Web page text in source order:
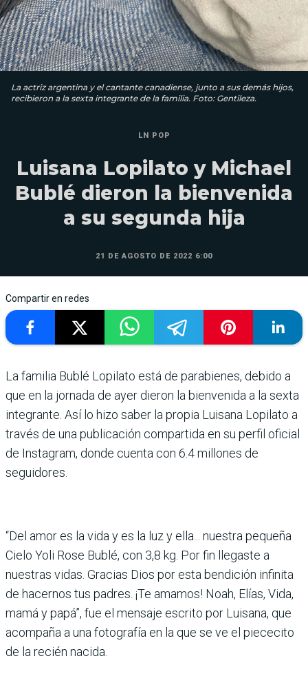
La actriz argentina y el cantante canadiense, junto a sus demás hijos,
recibieron a la sexta integrante de la familia. Foto: Gentileza.
LN POP
Luisana Lopilato y Michael
Bublé dieron la bienvenida
a su segunda hija
21 DE AGOSTO DE 2022 6:00
Compartir en redes
La familia Bublé Lopilato está de parabienes, debido a
que en la jornada de ayer dieron la bienvenida a la sexta
integrante. Así lo hizo saber la propia Luisana Lopilato a
través de una publicación compartida en su perfil oficial
de Instagram, donde cuenta con 6.4 millones de
seguidores.
“Del amor es la vida y es la luz y ella... nuestra pequeña
Cielo Yoli Rose Bublé, con 3,8 kg. Por fin llegaste a
nuestras vidas. Gracias Dios por esta bendición infinita
de hacernos tus padres. ¡Te amamos! Noah, Elías, Vida,
mamá y papá”, fue el mensaje escrito por Luisana, que
acompaña a una fotografía en la que se ve el piececito
de la recién nacida.